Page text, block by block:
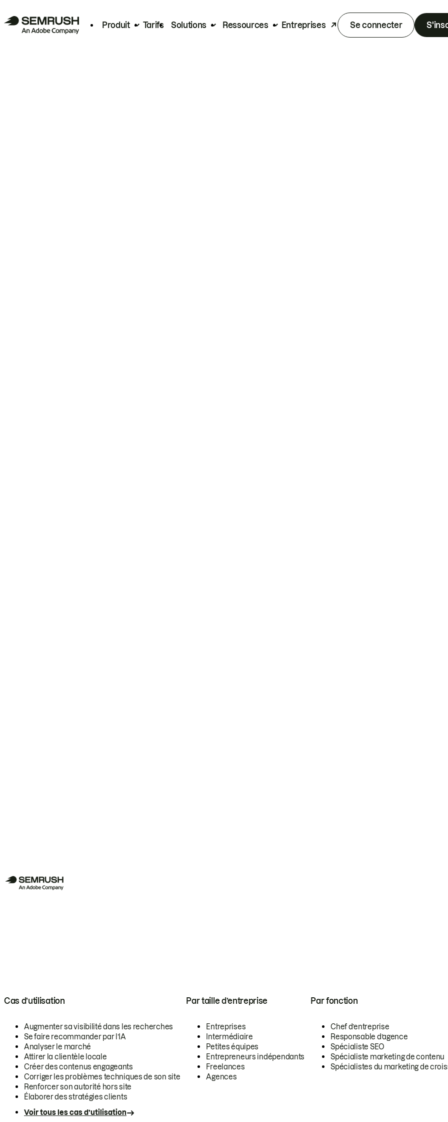
Produit Tarifs Solutions Ressources Entreprises Se connecter
Cas d’utilisation
Augmenter sa visibilité dans les recherches
Se faire recommander par l’IA
Analyser le marché
Attirer la clientèle locale
Créer des contenus engageants
Corriger les problèmes techniques de son site
Renforcer son autorité hors site
Élaborer des stratégies clients
Voir tous les cas d’utilisation
Par taille d’entreprise
Entreprises
Intermédiaire
Petites équipes
Entrepreneurs indépendants
Freelances
Agences
Par fonction
Chef d’entreprise
Responsable d’agence
Spécialiste SEO
Spécialiste marketing de contenu
Spécialistes du marketing de